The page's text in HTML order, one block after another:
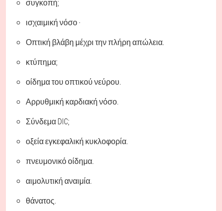
συγκοπή;
ισχαιμική νόσο ·
Οπτική βλάβη μέχρι την πλήρη απώλεια.
κτύπημα;
οίδημα του οπτικού νεύρου.
Αρρυθμική καρδιακή νόσο.
Σύνδεμα DIC;
οξεία εγκεφαλική κυκλοφορία.
πνευμονικό οίδημα.
αιμολυτική αναιμία.
θάνατος.